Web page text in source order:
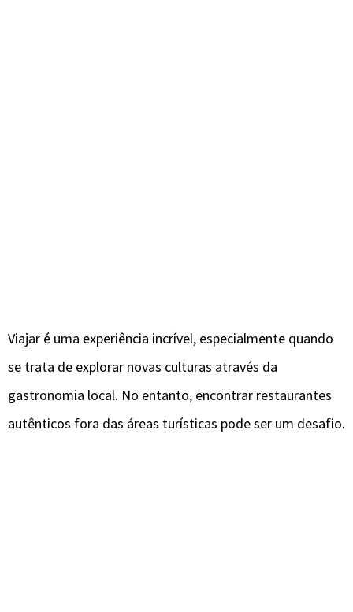
Viajar é uma experiência incrível, especialmente quando
se trata de explorar novas culturas através da
gastronomia local. No entanto, encontrar restaurantes
autênticos fora das áreas turísticas pode ser um desafio.